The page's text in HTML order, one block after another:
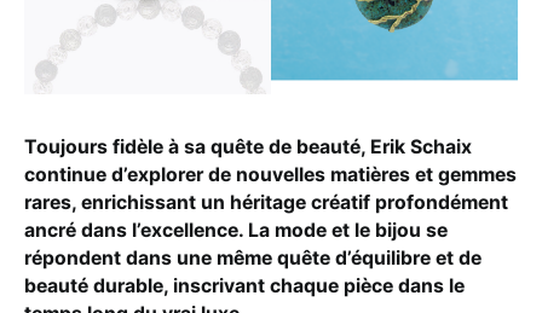
Toujours fidèle à sa quête de beauté, Erik Schaix
continue d’explorer de nouvelles matières et gemmes
rares, enrichissant un héritage créatif profondément
ancré dans l’excellence. La mode et le bijou se
répondent dans une même quête d’équilibre et de
beauté durable, inscrivant chaque pièce dans le